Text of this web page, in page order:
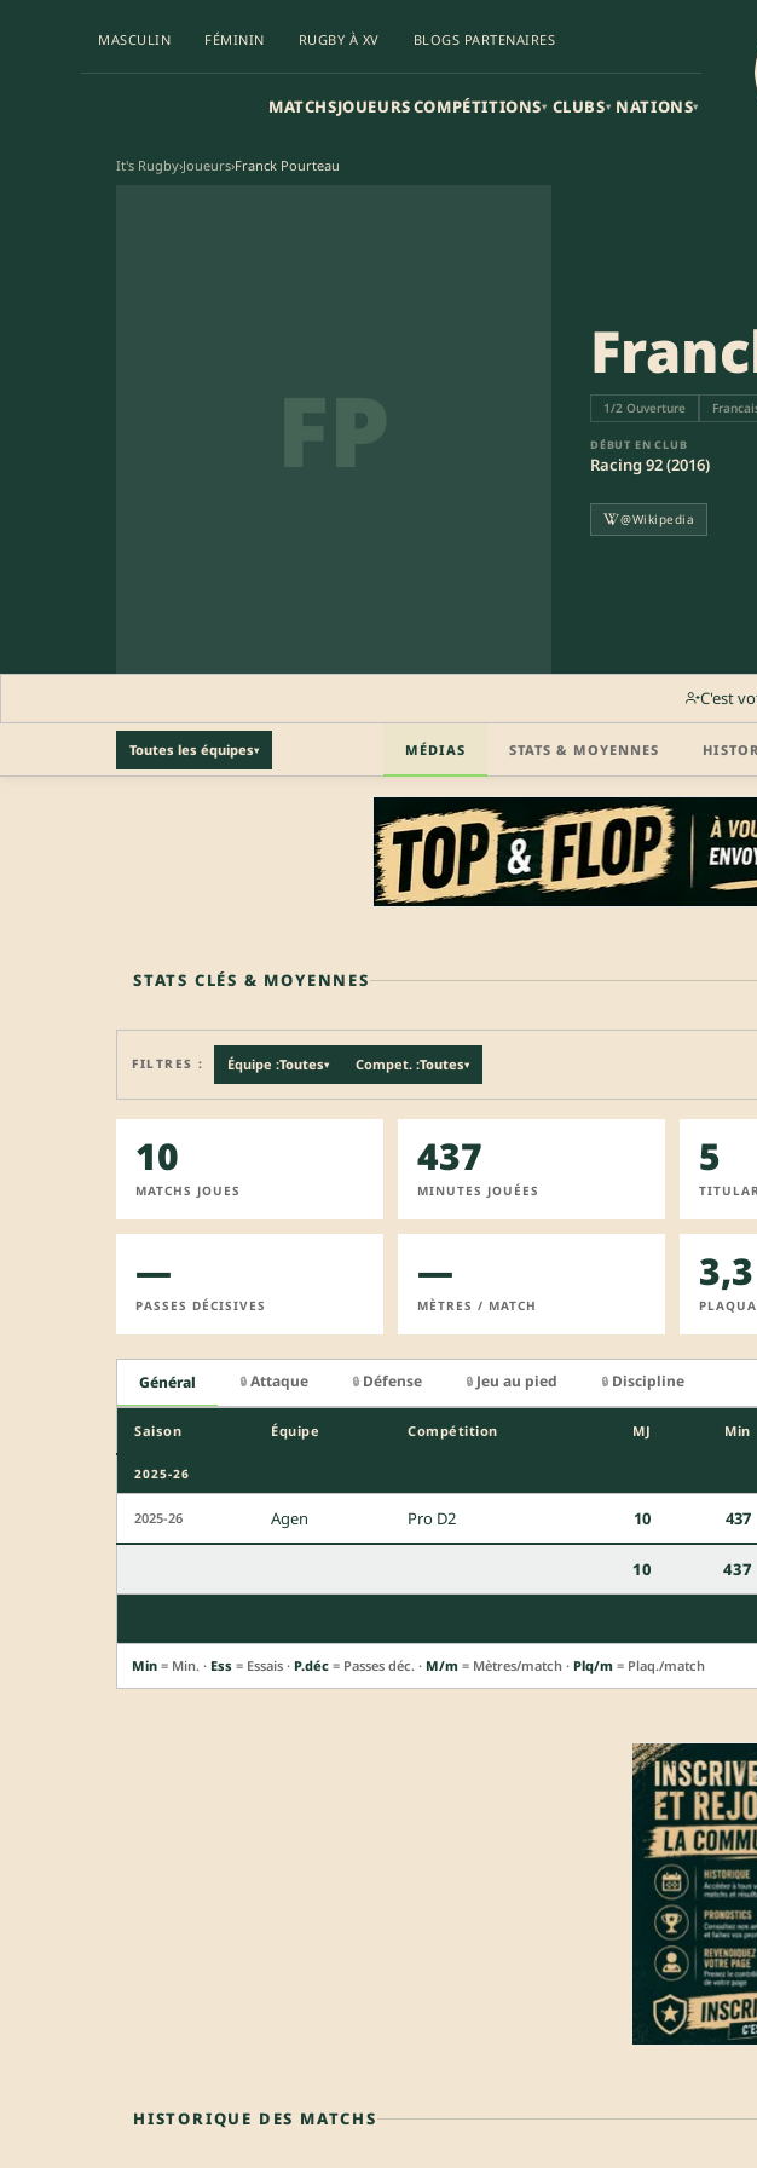
MASCULIN FÉMININ RUGBY À XV BLOGS PARTENAIRES
MATCHSJOUEURSCOMPÉTITIONS▾ CLUBS▾ NATIONS▾
It's Rugby›Joueurs›Franck Pourteau
FP 1/2 Ouverture
DÉBUT EN CLUB
Racing 92 (2016)
@Wikipedia
C'est
MÉDIAS STATS & MOYENNES
Toutes les équipes▾
Profil pro · Réservé aux clubs
STATS CLÉS & MOYENNES
FILTRES : Équipe :Toutes▾ Compet. :Toutes▾
10
MATCHS JOUES
437
MINUTES JOUÉES
5
—
PASSES DÉCISIVES
—
MÈTRES / MATCH
3,3
Général 🔒 Attaque 🔒 Défense 🔒 Jeu au pied 🔒 Discipline
Saison Équipe Compétition MJ Min
2025-26
2025-26 Agen Pro D2 10 437
10 437
Min = Min. · Ess = Essais · P.déc = Passes déc. · M/m = Mètres/match · Plq/m = Plaq./match
HISTORIQUE DES MATCHS